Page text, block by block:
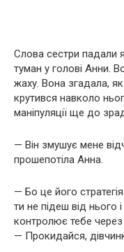
Слова сестри падали
туман у голові Анни.
жаху. Вона згадала,
крутився навколо
маніпуляції ще до
— Він змушує мене
прошепотіла Анна.
— Бо це його
ти не підеш від нього
контролює тебе
— Прокидайся,